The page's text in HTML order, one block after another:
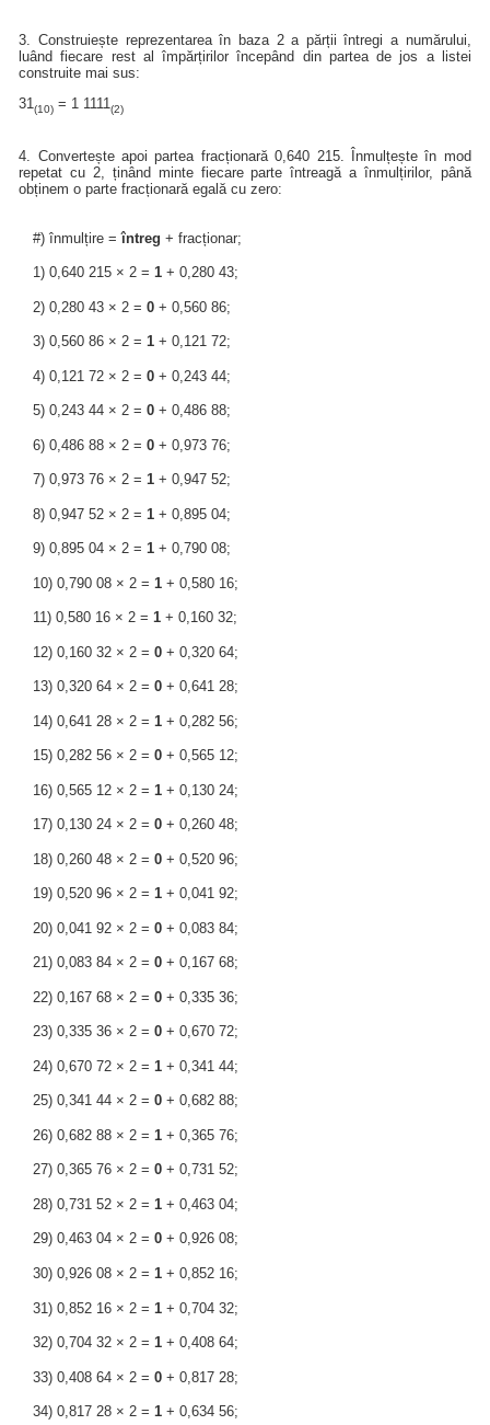
3. Construiește reprezentarea în baza 2 a părții întregi a numărului,
luând fiecare rest al împărțirilor începând din partea de jos a listei
construite mai sus:
31(10) = 1 1111(2)
4. Convertește apoi partea fracționară 0,640 215. Înmulțește în mod
repetat cu 2, ținând minte fiecare parte întreagă a înmulțirilor, până
obținem o parte fracționară egală cu zero:
#) înmulțire =întreg + fracționar;
1) 0,640 215 × 2 = 1+ 0,280 43;
2) 0,280 43 × 2 = 0+ 0,560 86;
3) 0,560 86 × 2 = 1+ 0,121 72;
4) 0,121 72 × 2 = 0+ 0,243 44;
5) 0,243 44 × 2 = 0+ 0,486 88;
6) 0,486 88 × 2 = 0+ 0,973 76;
7) 0,973 76 × 2 = 1+ 0,947 52;
8) 0,947 52 × 2 = 1+ 0,895 04;
9) 0,895 04 × 2 = 1+ 0,790 08;
10) 0,790 08 × 2 = 1+ 0,580 16;
11) 0,580 16 × 2 = 1+ 0,160 32;
12) 0,160 32 × 2 = 0+ 0,320 64;
13) 0,320 64 × 2 = 0+ 0,641 28;
14) 0,641 28 × 2 = 1+ 0,282 56;
15) 0,282 56 × 2 = 0+ 0,565 12;
16) 0,565 12 × 2 = 1+ 0,130 24;
17) 0,130 24 × 2 = 0+ 0,260 48;
18) 0,260 48 × 2 = 0+ 0,520 96;
19) 0,520 96 × 2 = 1+ 0,041 92;
20) 0,041 92 × 2 = 0+ 0,083 84;
21) 0,083 84 × 2 = 0+ 0,167 68;
22) 0,167 68 × 2 = 0+ 0,335 36;
23) 0,335 36 × 2 = 0+ 0,670 72;
24) 0,670 72 × 2 = 1+ 0,341 44;
25) 0,341 44 × 2 = 0+ 0,682 88;
26) 0,682 88 × 2 = 1+ 0,365 76;
27) 0,365 76 × 2 = 0+ 0,731 52;
28) 0,731 52 × 2 = 1+ 0,463 04;
29) 0,463 04 × 2 = 0+ 0,926 08;
30) 0,926 08 × 2 = 1+ 0,852 16;
31) 0,852 16 × 2 = 1+ 0,704 32;
32) 0,704 32 × 2 = 1+ 0,408 64;
33) 0,408 64 × 2 = 0+ 0,817 28;
34) 0,817 28 × 2 = 1+ 0,634 56;